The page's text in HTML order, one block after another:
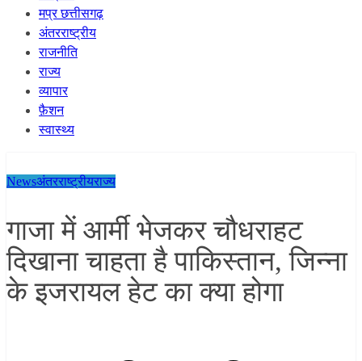
मप्र छत्तीसगढ़
अंतरराष्ट्रीय
राजनीति
राज्य
व्यापार
फ़ैशन
स्वास्थ्य
Newsअंतरराष्ट्रीयराज्य
गाजा में आर्मी भेजकर चौधराहट
दिखाना चाहता है पाकिस्तान, जिन्ना
के इजरायल हेट का क्या होगा